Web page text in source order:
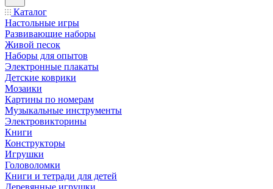
Каталог
Настольные игры
Развивающие наборы
Живой песок
Наборы для опытов
Электронные плакаты
Детские коврики
Мозаики
Картины по номерам
Музыкальные инструменты
Электровикторины
Книги
Конструкторы
Игрушки
Головоломки
Книги и тетради для детей
Деревянные игрушки